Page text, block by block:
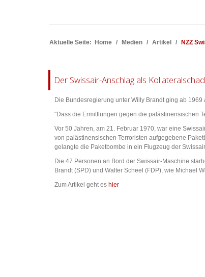
Aktuelle Seite: Home Medien Artikel NZZ
Der Swissair-Anschlag als
Die Bundesregierung unter Willy Brandt ging ab
"Dass die Ermittlungen gegen die palästinensischen
Vor 50 Jahren, am 21. Februar 1970, war eine
von palästinensischen Terroristen aufgegebene
gelangte die Paketbombe in ein Flugzeug der
Die 47 Personen an Bord der Swissair-Maschine
Brandt (SPD) und Walter Scheel (FDP), wie Michael
Zum Artikel geht es hier